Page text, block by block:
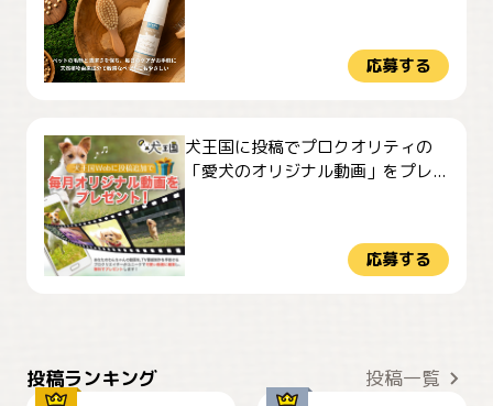
応募する
犬王国に投稿でプロクオリティの
「愛犬のオリジナル動画」をプレ...
応募する
投稿ランキング 投稿一覧